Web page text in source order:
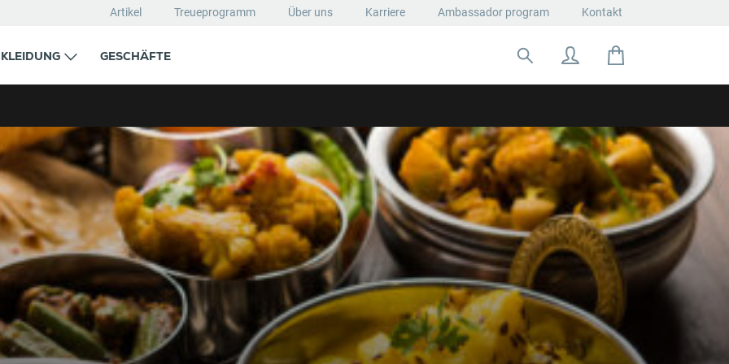
Artikel Treueprogramm Über uns Karriere Ambassador program Kontakt
KLEIDUNG GESCHÄFTE
Suche nach: